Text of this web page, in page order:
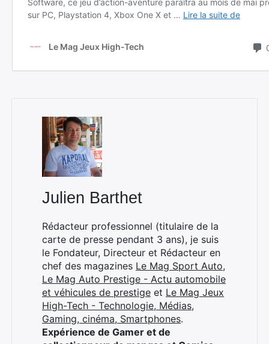
Julien Barthet
Rédacteur professionnel (titulaire de la
carte de presse pendant 3 ans), je suis
le Fondateur, Directeur et Rédacteur en
chef des magazines Le Mag Sport Auto,
Le Mag Auto Prestige - Actu automobile
et véhicules de prestige et Le Mag Jeux
High-Tech - Technologie, Médias,
Gaming, cinéma, Smartphones.
Expérience de Gamer et de